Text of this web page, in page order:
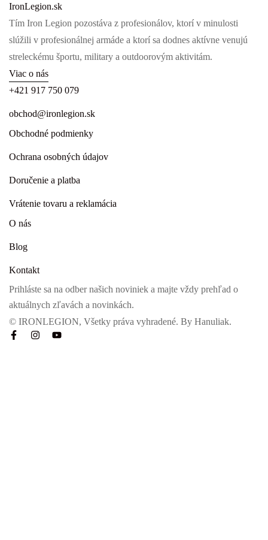
Tím Iron Legion pozostáva z profesionálov, ktorí v minulosti
slúžili v profesionálnej armáde a ktorí sa dodnes aktívne venujú
streleckému športu, military a outdoorovým aktivitám.
Viac o nás
+421 917 750 079
obchod@ironlegion.sk
Obchodné podmienky
Ochrana osobných údajov
Doručenie a platba
Vrátenie tovaru a reklamácia
O nás
Blog
Kontakt
Prihláste sa na odber našich noviniek a majte vždy prehľad o
aktuálnych zľavách a novinkách.
© IRONLEGION, Všetky práva vyhradené. By Hanuliak.